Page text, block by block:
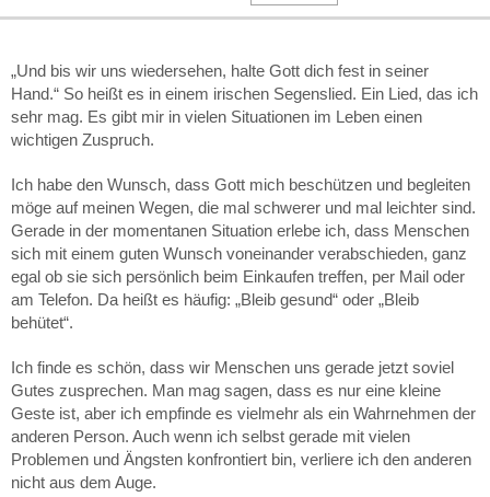
„Und bis wir uns wiedersehen, halte Gott dich fest in seiner
Hand.“ So heißt es in einem irischen Segenslied. Ein Lied, das ich
sehr mag. Es gibt mir in vielen Situationen im Leben einen
wichtigen Zuspruch.
Ich habe den Wunsch, dass Gott mich beschützen und begleiten
möge auf meinen Wegen, die mal schwerer und mal leichter sind.
Gerade in der momentanen Situation erlebe ich, dass Menschen
sich mit einem guten Wunsch voneinander verabschieden, ganz
egal ob sie sich persönlich beim Einkaufen treffen, per Mail oder
am Telefon. Da heißt es häufig: „Bleib gesund“ oder „Bleib
behütet“.
Ich finde es schön, dass wir Menschen uns gerade jetzt soviel
Gutes zusprechen. Man mag sagen, dass es nur eine kleine
Geste ist, aber ich empfinde es vielmehr als ein Wahrnehmen der
anderen Person. Auch wenn ich selbst gerade mit vielen
Problemen und Ängsten konfrontiert bin, verliere ich den anderen
nicht aus dem Auge.